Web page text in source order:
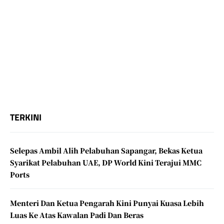
TERKINI
Selepas Ambil Alih Pelabuhan Sapangar, Bekas Ketua
Syarikat Pelabuhan UAE, DP World Kini Terajui MMC
Ports
Menteri Dan Ketua Pengarah Kini Punyai Kuasa Lebih
Luas Ke Atas Kawalan Padi Dan Beras